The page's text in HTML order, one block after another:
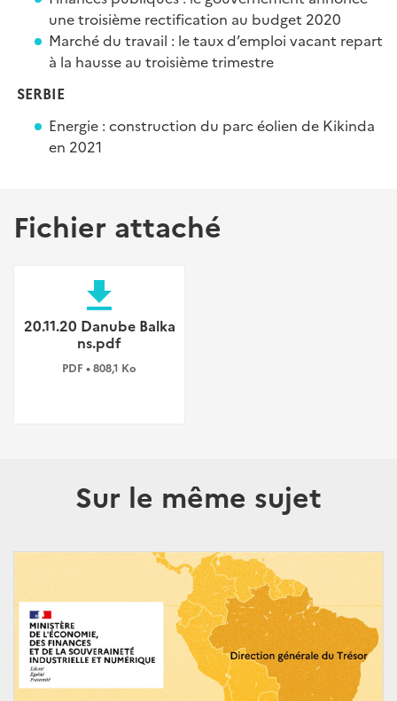
une troisième rectification au budget 2020
Marché du travail : le taux d’emploi vacant repart
à la hausse au troisième trimestre
SERBIE
Energie : construction du parc éolien de Kikinda
en 2021
Fichier attaché
file_download
20.11.20 Danube Balka
ns.pdf
PDF • 808,1 Ko
Sur le même sujet